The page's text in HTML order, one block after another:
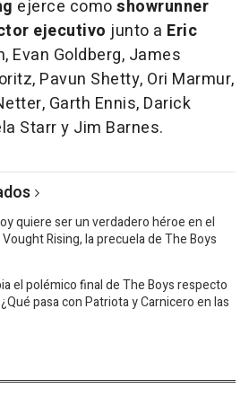
ejerce comoshowrunner
ejecutivo junto a Eric
Evan Goldberg, James
Pavun Shetty, Ori Marmur,
Garth Ennis, Darick
Starr y Jim Barnes.
quiere ser un verdadero héroe en el
Rising, la precuela de The Boys
el polémico final de The Boys respecto
pasa con Patriota y Carnicero en las